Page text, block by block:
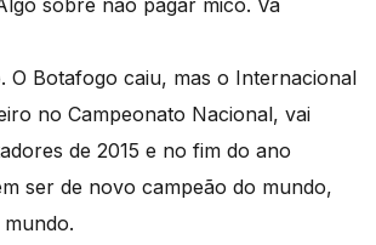
O Botafogo caiu, mas o Internacional
no Campeonato Nacional, vai
de 2015 e no fim do ano
ser de novo campeão do mundo,